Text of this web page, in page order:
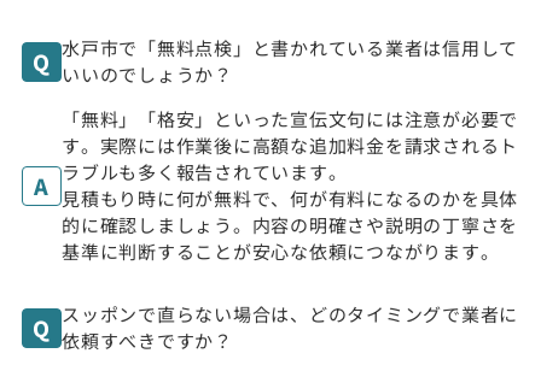
水戸市で「無料点検」と書かれている業者は信用して
いいのでしょうか？
「無料」「格安」といった宣伝文句には注意が必要で
す。実際には作業後に高額な追加料金を請求されるト
ラブルも多く報告されています。
見積もり時に何が無料で、何が有料になるのかを具体
的に確認しましょう。内容の明確さや説明の丁寧さを
基準に判断することが安心な依頼につながります。
スッポンで直らない場合は、どのタイミングで業者に
依頼すべきですか？